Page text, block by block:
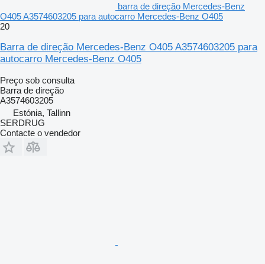
barra de direção Mercedes-Benz
O405 A3574603205 para autocarro Mercedes-Benz O405
20
Barra de direção Mercedes-Benz O405 A3574603205 para
autocarro Mercedes-Benz O405
Preço sob consulta
Barra de direção
А3574603205
Estónia, Tallinn
SERDRUG
Contacte o vendedor